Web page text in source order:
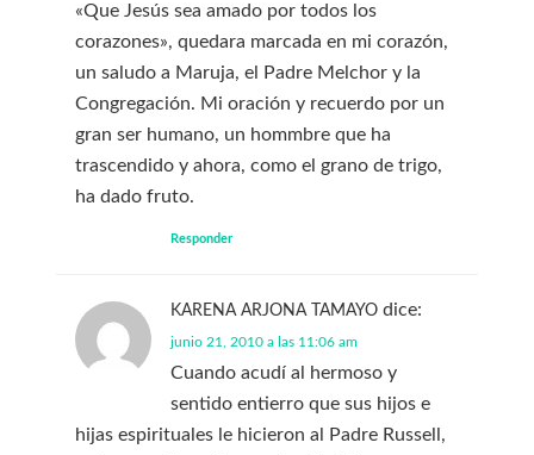
«Que Jesús sea amado por todos los
corazones», quedara marcada en mi corazón,
un saludo a Maruja, el Padre Melchor y la
Congregación. Mi oración y recuerdo por un
gran ser humano, un hommbre que ha
trascendido y ahora, como el grano de trigo,
ha dado fruto.
Responder
KARENA ARJONA TAMAYO dice:
junio 21, 2010 a las 11:06 am
Cuando acudí al hermoso y
sentido entierro que sus hijos e
hijas espirituales le hicieron al Padre Russell,